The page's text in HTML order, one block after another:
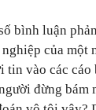
bình luận
của một
tin vào các cáo
đừng bám